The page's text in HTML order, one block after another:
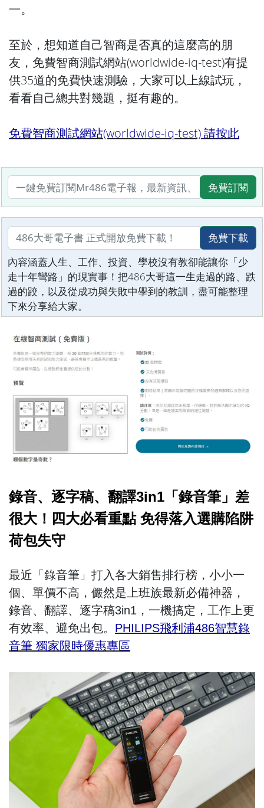
一。
至於，想知道自己智商是否真的這麼高的朋
友，免費智商測試網站(worldwide-iq-test)有提
供35道的免費快速測驗，大家可以上線試玩，
看看自己總共對幾題，挺有趣的。
免費智商測試網站(worldwide-iq-test) 請按此
免費訂閱
免費下載
內容涵蓋人生、工作、投資、學校沒有教卻能讓你「少
走十年彎路」的現實事！把486大哥這一生走過的路、跌
過的跤，以及從成功與失敗中學到的教訓，盡可能整理
下來分享給大家。
錄音、逐字稿、翻譯3in1「錄音筆」差
很大！四大必看重點 免得落入選購陷阱
荷包失守
最近「錄音筆」打入各大銷售排行榜，小小一
個、單價不高，儼然是上班族最新必備神器，
錄音、翻譯、逐字稿3in1，一機搞定，工作上更
有效率、避免出包。 PHILIPS飛利浦486智慧錄
音筆 獨家限時優惠專區